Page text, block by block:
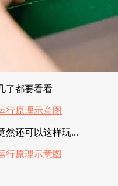
了都要看看
然还可以这样玩...